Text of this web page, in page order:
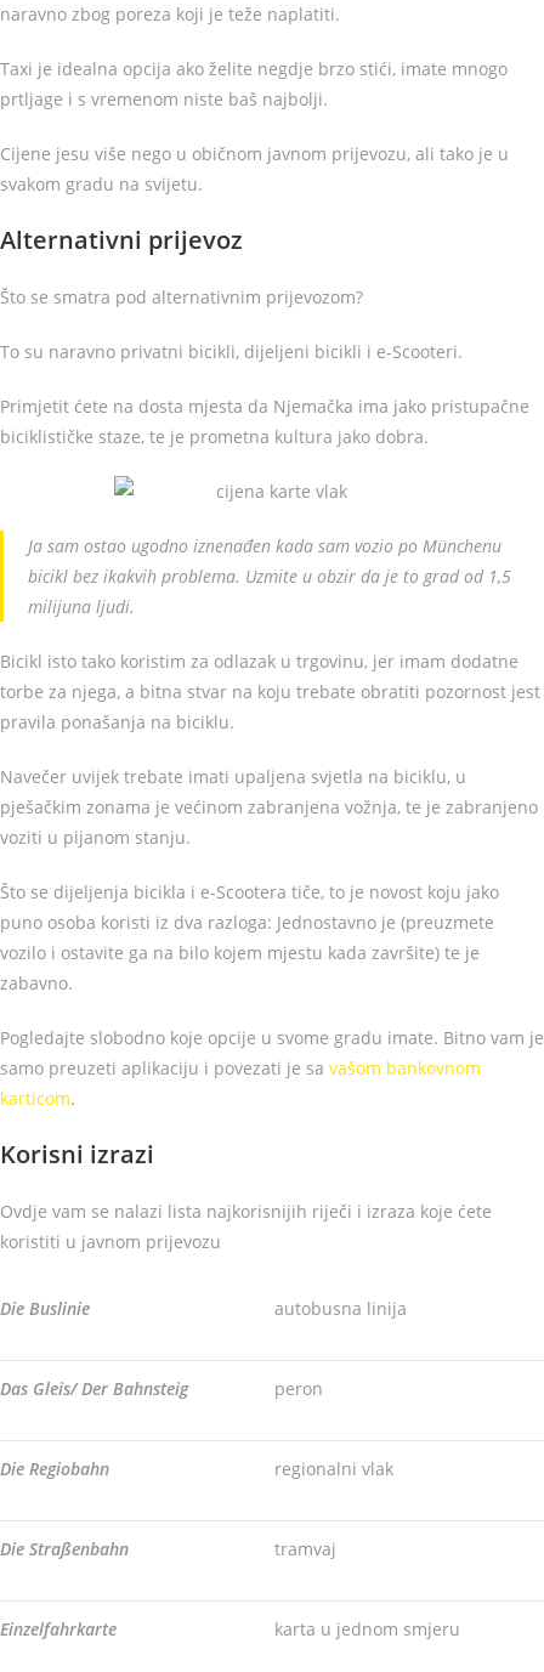
naravno zbog poreza koji je teže naplatiti.
Taxi je idealna opcija ako želite negdje brzo stići, imate mnogo
prtljage i s vremenom niste baš najbolji.
Cijene jesu više nego u običnom javnom prijevozu, ali tako je u
svakom gradu na svijetu.
Alternativni prijevoz
Što se smatra pod alternativnim prijevozom?
To su naravno privatni bicikli, dijeljeni bicikli i e-Scooteri.
Primjetit ćete na dosta mjesta da Njemačka ima jako pristupačne
biciklističke staze, te je prometna kultura jako dobra.
Ja sam ostao ugodno iznenađen kada sam vozio po Münchenu
bicikl bez ikakvih problema. Uzmite u obzir da je to grad od 1,5
milijuna ljudi.
Bicikl isto tako koristim za odlazak u trgovinu, jer imam dodatne
torbe za njega, a bitna stvar na koju trebate obratiti pozornost jest
pravila ponašanja na biciklu.
Navečer uvijek trebate imati upaljena svjetla na biciklu, u
pješačkim zonama je većinom zabranjena vožnja, te je zabranjeno
voziti u pijanom stanju.
Što se dijeljenja bicikla i e-Scootera tiče, to je novost koju jako
puno osoba koristi iz dva razloga: Jednostavno je (preuzmete
vozilo i ostavite ga na bilo kojem mjestu kada završite) te je
zabavno.
Pogledajte slobodno koje opcije u svome gradu imate. Bitno vam je
samo preuzeti aplikaciju i povezati je sa vašom bankovnom
karticom.
Korisni izrazi
Ovdje vam se nalazi lista najkorisnijih riječi i izraza koje ćete
koristiti u javnom prijevozu
Die Buslinie autobusna linija
Das Gleis/ Der Bahnsteig peron
Die Regiobahn regionalni vlak
Die Straßenbahn tramvaj
Einzelfahrkarte karta u jednom smjeru